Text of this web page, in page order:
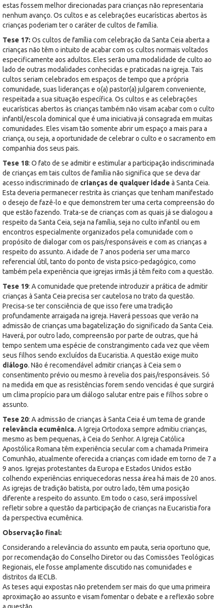
estas fossem melhor direcionadas para crianças não representaria
nenhum avanço. Os cultos e as celebrações eucarísticas abertos às
crianças poderiam ter o caráter de cultos de família.
Tese 17: Os cultos de família com celebração da Santa Ceia aberta a
crianças não têm o intuito de acabar com os cultos normais voltados
especificamente aos adultos. Eles serão uma modalidade de culto ao
lado de outras modalidades conhecidas e praticadas na igreja. Tais
cultos seriam celebrados em espaços de tempo que a própria
comunidade, suas lideranças e o(a) pastor(a) julgarem conveniente,
respeitada a sua situação específica. Os cultos e as celebrações
eucarísticas abertos às crianças também não visam acabar com o culto
infantil/escola dominical que é uma iniciativa já consagrada em muitas
comunidades. Eles visam tão somente abrir um espaço a mais para a
criança, ou seja, a oportunidade de celebrar o culto e o sacramento em
companhia dos seus pais.
Tese 18: O fato de se admitir e estimular a participação indiscriminada
de crianças em tais cultos de família não significa que se deva dar
acesso indiscriminado de crianças de qualquer idade à Santa Ceia.
Esta deveria permanecer restrita às crianças que tenham manifestado
o desejo de fazê-lo e que demonstrem ter uma certa compreensão do
que estão fazendo. Trata-se de crianças com as quais já se dialogou a
respeito da Santa Ceia, seja na família, seja no culto infantil ou em
encontros especialmente organizados pela comunidade com o
propósito de dialogar com os pais/responsáveis e com as crianças a
respeito do assunto. A idade de 7 anos poderia ser uma marco
referencial útil, tanto do ponto de vista psico-pedagógico, como
também pela experiência que igrejas irmãs já têm feito com a questão.
Tese 19: A comunidade que pretende introduzir a prática de admitir
crianças à Santa Ceia precisa ser cautelosa no trato da questão.
Precisa-se ter consciência de que isso fere uma tradição
profundamente arraigada na igreja. Haverá pessoas que verão na
admissão de crianças uma bagatelização do significado da Santa Ceia.
Haverá, por outro lado, compreensão por parte de outras, que há
tempo sentem uma espécie de constrangimento cada vez que vêem
seus filhos sendo excluídos da Eucaristia. A questão exige muito
diálogo. Não é recomendável admitir crianças à Ceia sem o
consentimento prévio ou mesmo à revelia dos pais/responsáveis. Só
na medida em que as resistências forem sendo vencidas é que surgirá
um clima propício para um diálogo salutar entre pais e filhos sobre o
assunto.
Tese 20: A admissão de crianças à Santa Ceia é um tema de grande
relevância ecumênica. A Igreja Ortodoxa sempre admitiu crianças,
mesmo as bem pequenas, à Ceia do Senhor. A Igreja Católica
Apostólica Romana têm experiência secular com a chamada Primeira
Comunhão, atualmente oferecida a crianças com idade em torno de 7 a
9 anos. Igrejas protestantes da Europa e Estados Unidos estão
colhendo experiências enriquecedoras nessa área há mais de 20 anos.
As igrejas de tradição batista, por outro lado, têm uma posição
diferente a respeito do assunto. Em todo o caso, será impossível
refletir sobre a questão da participação de crianças na Eucaristia fora
da perspectiva ecumênica.
Observação final:
Considerando a relevância do assunto em pauta, seria oportuno que,
por recomendação do Conselho Diretor ou das Comissões Teológicas
Regionais, ele fosse amplamente discutido nas comunidades e
distritos da IECLB.
As teses aqui expostas não pretendem ser mais do que uma primeira
aproximação ao assunto e visam fomentar o debate e a reflexão sobre